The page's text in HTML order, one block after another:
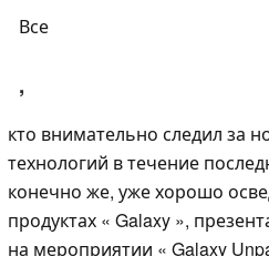
Все
,
кто внимательно следил за
технологий в течение
конечно же, уже хорошо
продуктах « Galaxy »,
на мероприятии « Galaxy